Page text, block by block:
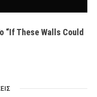
“If These Walls Could